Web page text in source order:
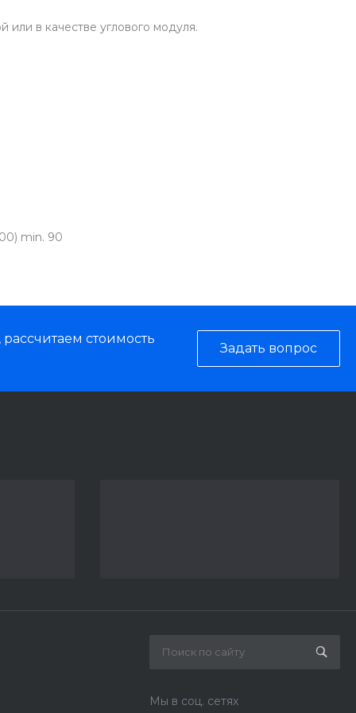
в качестве углового модуля.
min. 90
стоимость
Задать вопрос
Мы в соц. сетях